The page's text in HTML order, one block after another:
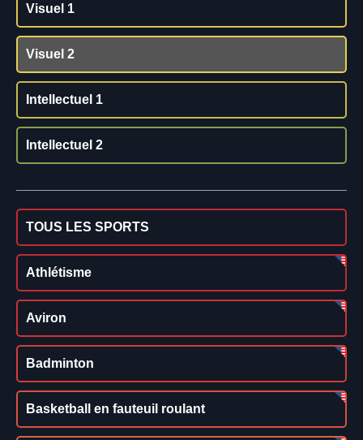
Visuel 1
Visuel 2
Intellectuel 1
Intellectuel 2
TOUS LES SPORTS
Athlétisme
Aviron
Badminton
Basketball en fauteuil roulant